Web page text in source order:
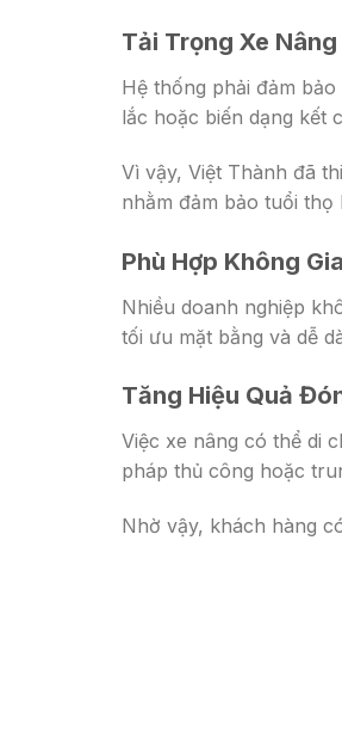
Tải Trọng Xe Nâng
Hệ thống phải đảm
lắc hoặc biến dạng kết
Vì vậy, Việt Thành đã
nhằm đảm bảo tuổi thọ
Phù Hợp Không
Nhiều doanh nghiệp
tối ưu mặt bằng và dễ
Tăng Hiệu Quả
Việc xe nâng có thể di
pháp thủ công hoặc
Nhờ vậy, khách hàng